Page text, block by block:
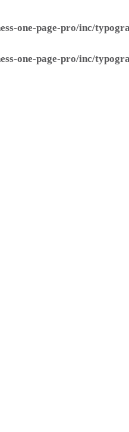
one-page-pro/inc/
one-page-pro/inc/